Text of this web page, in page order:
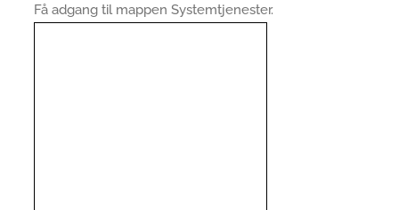
Få adgang til mappen Systemtjenester.